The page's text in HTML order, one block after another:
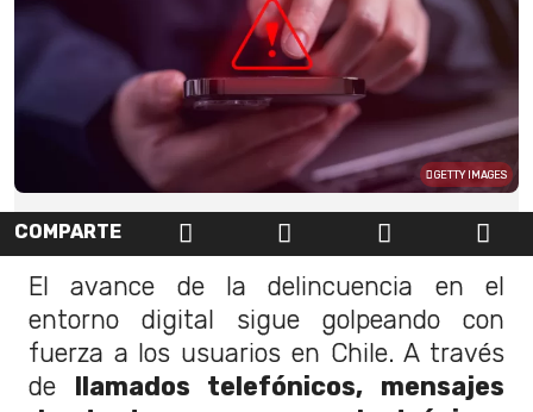
GETTY IMAGES
COMPARTE
El avance de la delincuencia en el
entorno digital sigue golpeando con
fuerza a los usuarios en Chile. A través
de llamados telefónicos, mensajes